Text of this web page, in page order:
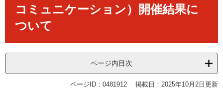
コミュニケーション）開催結果に
ついて
ページ内目次
ページID：0481912 掲載日：2025年10月2日更新